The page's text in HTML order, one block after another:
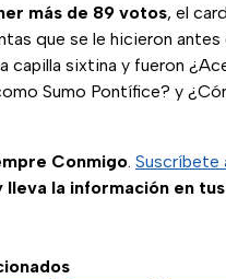
más de 89 votos, el
que se le hicieron antes
capilla sixtina y fueron
Sumo Pontífice? y
Conmigo. Suscríbete
lleva la información en